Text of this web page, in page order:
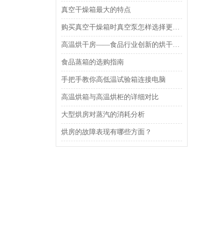
真空干燥箱最大的特点
购买真空干燥箱时真空泵怎样选择更合适
高温烘干房——食品行业创新的烘干解决方案
食品蒸箱的选购指南
手把手教你高低温试验箱连接电脑
高温烘箱与高温烘柜的详细对比
大型烘房对蒸汽的消耗分析
烘房的故障表现有哪些方面？